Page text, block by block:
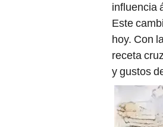
influencia
Este
hoy. Con
receta
y gustos